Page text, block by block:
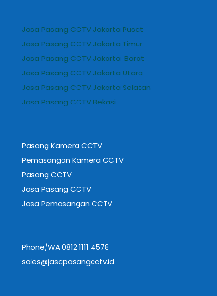
Jasa Pasang CCTV Jakarta Pusat
Jasa Pasang CCTV Jakarta Timur
Jasa Pasang CCTV Jakarta Barat
Jasa Pasang CCTV Jakarta Utara
Jasa Pasang CCTV Jakarta Selatan
Jasa Pasang CCTV Bekasi
Pasang Kamera CCTV
Pemasangan Kamera CCTV
Pasang CCTV
Jasa Pasang CCTV
Jasa Pemasangan CCTV
Phone/WA 0812 1111 4578
sales@jasapasangcctv.id
Ryan